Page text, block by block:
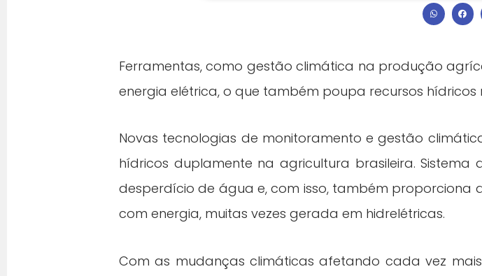
Ferramentas, como gestão climática na produção
energia elétrica, o que também poupa recursos hídricos
Novas tecnologias de monitoramento e gestão
hídricos duplamente na agricultura brasileira.
desperdício de água e, com isso, também proporciona
com energia, muitas vezes gerada em hidrelétricas.
Com as mudanças climáticas afetando cada vez